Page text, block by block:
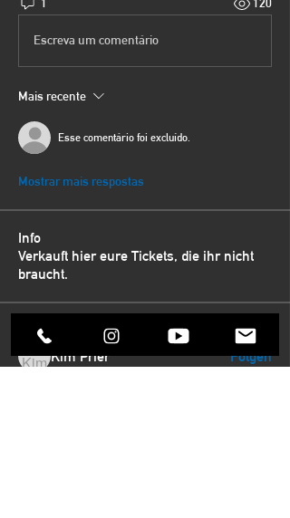
1 120
Escreva um comentário
Mais recente
Esse comentário foi excluído.
Mostrar mais respostas
Info
Verkauft hier eure Tickets, die ihr nicht
braucht.
Mitglieder
Kim Prier
Folgen